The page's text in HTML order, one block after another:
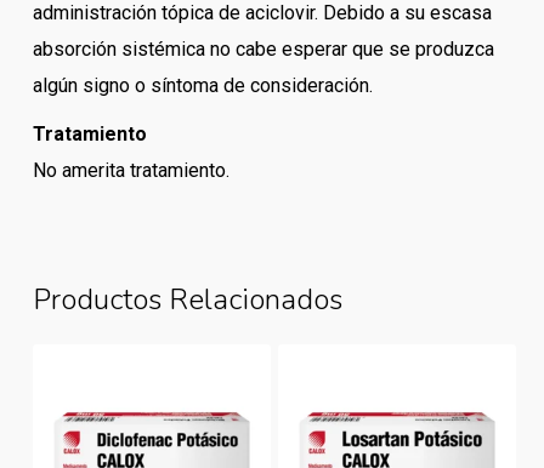
administración tópica de aciclovir. Debido a su escasa
absorción sistémica no cabe esperar que se produzca
algún signo o síntoma de consideración.
Tratamiento
No amerita tratamiento.
Productos Relacionados